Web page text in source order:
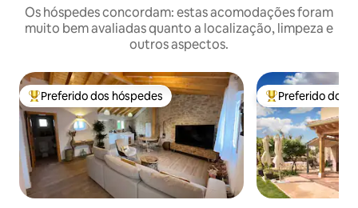
Os hóspedes concordam: estas acomodações foram
muito bem avaliadas quanto a localização, limpeza e
outros aspectos.
Entre os melhores preferidos dos hóspedes
Preferido dos hóspedes Entre os
Preferido dos